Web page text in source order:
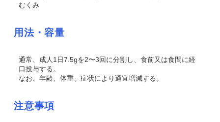
むくみ
用法・容量
通常、成人1日7.5gを2〜3回に分割し、食前又は食間に経
口投与する。
なお、年齢、体重、症状により適宜増減する。
注意事項